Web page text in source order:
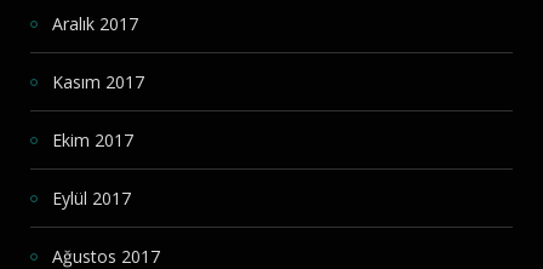
Aralık 2017
Kasım 2017
Ekim 2017
Eylül 2017
Ağustos 2017